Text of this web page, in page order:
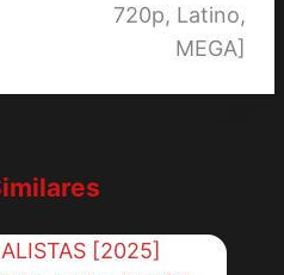
720p, Latino,
MEGA]